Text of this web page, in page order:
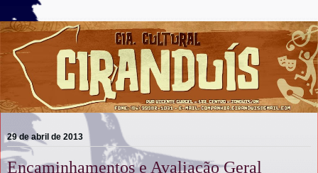
29 de abril de 2013
Encaminhamentos e Avaliação Geral